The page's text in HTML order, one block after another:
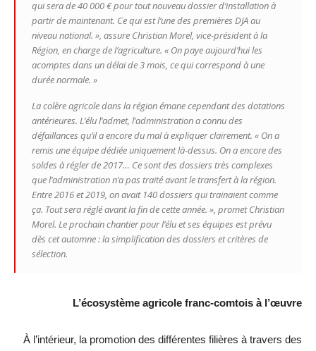
qui sera de 40 000 € pour tout nouveau dossier d’installation à
partir de maintenant. Ce qui est l’une des premières DJA au
niveau national. », assure Christian Morel, vice-président à la
Région, en charge de l’agriculture. « On paye aujourd’hui les
acomptes dans un délai de 3 mois, ce qui correspond à une
durée normale. »
La colère agricole dans la région émane cependant des dotations
antérieures. L’élu l’admet, l’administration a connu des
défaillances qu’il a encore du mal à expliquer clairement. « On a
remis une équipe dédiée uniquement là-dessus. On a encore des
soldes à régler de 2017… Ce sont des dossiers très complexes
que l’administration n’a pas traité avant le transfert à la région.
Entre 2016 et 2019, on avait 140 dossiers qui trainaient comme
ça. Tout sera réglé avant la fin de cette année. », promet Christian
Morel. Le prochain chantier pour l’élu et ses équipes est prévu
dès cet automne : la simplification des dossiers et critères de
sélection.
L’écosystème agricole franc-comtois à l’œuvre
À l’intérieur, la promotion des différentes filières à travers des